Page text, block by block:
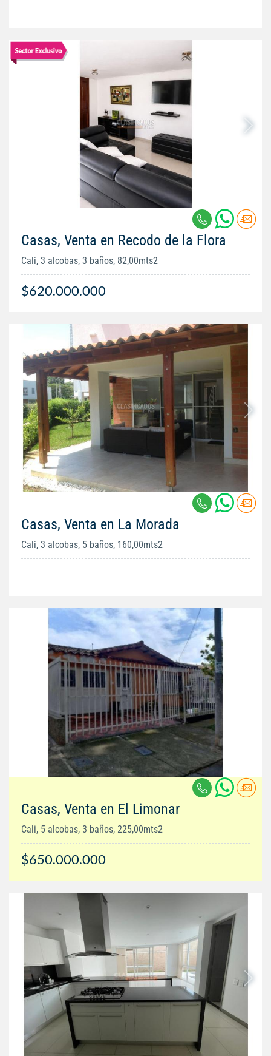
Casas, Venta en Recodo de la Flora
Cali, 3 alcobas, 3 baños, 82,00mts2
$620.000.000
Casas, Venta en La Morada
Cali, 3 alcobas, 5 baños, 160,00mts2
Casas, Venta en El Limonar
Cali, 5 alcobas, 3 baños, 225,00mts2
$650.000.000